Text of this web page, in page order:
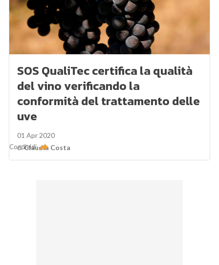
SOS QualiTec certifica la qualità
del vino verificando la
conformità del trattamento delle
uve
01 Apr 2020
diClaudia Costa
Condividi